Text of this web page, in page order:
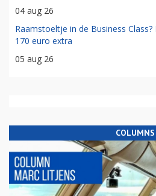
04 aug 26
Raamstoeltje in de Business
170 euro extra
05 aug 26
COLUMNS